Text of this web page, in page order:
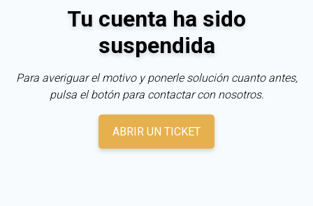
Tu cuenta ha sido
suspendida
Para averiguar el motivo y ponerle solución cuanto antes,
pulsa el botón para contactar con nosotros.
ABRIR UN TICKET